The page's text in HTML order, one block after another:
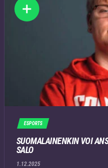
ESPORTS
SUOMALAINENKIN VOI
SALO
1.12.2025